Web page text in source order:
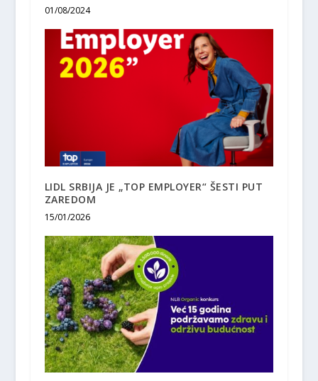
01/08/2024
LIDL SRBIJA JE „TOP EMPLOYER“ ŠESTI PUT
ZAREDOM
15/01/2026